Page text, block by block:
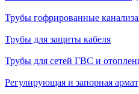
Трубы гофрированные
Трубы для защиты кабеля
Трубы для сетей ГВС и
Регулирующая и запорная